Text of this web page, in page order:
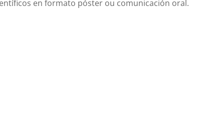
en formato póster ou comunicación oral.